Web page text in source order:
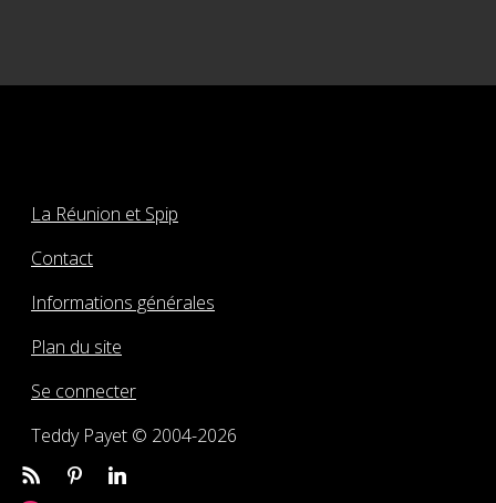
La Réunion et Spip
Contact
Informations générales
Plan du site
Se connecter
Teddy Payet © 2004-2026